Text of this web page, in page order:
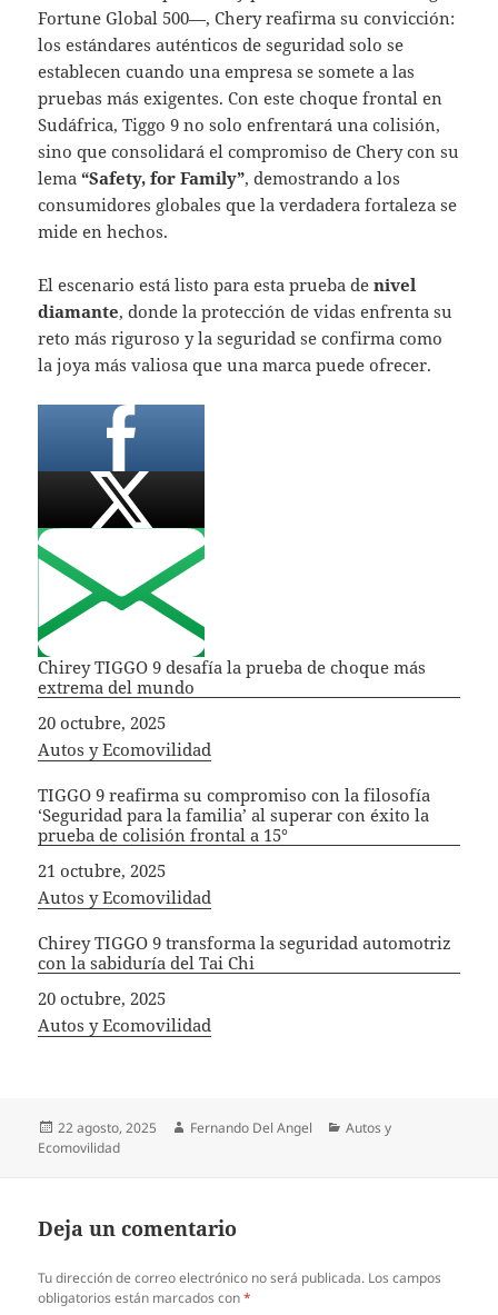
Fortune Global 500—, Chery reafirma su convicción:
los estándares auténticos de seguridad solo se
establecen cuando una empresa se somete a las
pruebas más exigentes. Con este choque frontal en
Sudáfrica, Tiggo 9 no solo enfrentará una colisión,
sino que consolidará el compromiso de Chery con su
lema“Safety, for Family”, demostrando a los
consumidores globales que la verdadera fortaleza se
mide en hechos.
El escenario está listo para esta prueba denivel
diamante, donde la protección de vidas enfrenta su
reto más riguroso y la seguridad se confirma como
la joya más valiosa que una marca puede ofrecer.
Chirey TIGGO 9 desafía la prueba de choque más
extrema del mundo
Fecha
20 octubre, 2025
In relation to
Autos y Ecomovilidad
TIGGO 9 reafirma su compromiso con la filosofía
‘Seguridad para la familia’ al superar con éxito la
prueba de colisión frontal a 15°
Fecha
21 octubre, 2025
In relation to
Autos y Ecomovilidad
Chirey TIGGO 9 transforma la seguridad automotriz
con la sabiduría del Tai Chi
Fecha
20 octubre, 2025
In relation to
Autos y Ecomovilidad
Publicado
el
22 agosto, 2025 Autor
Fernando Del Angel Categorías
Autos y
Ecomovilidad
Deja un comentario
Tu dirección de correo electrónico no será publicada. Los campos
obligatorios están marcados con*